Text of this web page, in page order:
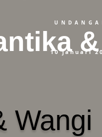
Wangi
10 januari